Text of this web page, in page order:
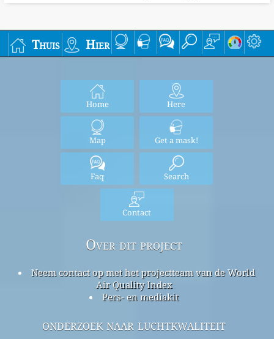
Thuis Hier
Home Here
Map Get a mask!
Faq Search
Contact
Over dit project
Neem contact op met het projectteam van de World
Air Quality Index
Pers- en mediakit
onderzoek naar luchtkwaliteit